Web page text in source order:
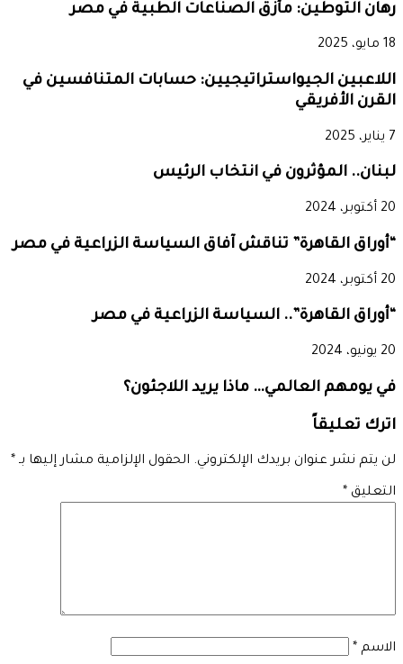
رهان التوطين: مأزق الصناعات الطبية في مصر
18 مايو، 2025
اللاعبين الجيواستراتيجيين: حسابات المتنافسين في
القرن الأفريقي
7 يناير، 2025
لبنان.. المؤثرون في انتخاب الرئيس
20 أكتوبر، 2024
“أوراق القاهرة” تناقش آفاق السياسة الزراعية في مصر
20 أكتوبر، 2024
“أوراق القاهرة”.. السياسة الزراعية في مصر
20 يونيو، 2024
في يومهم العالمي… ماذا يريد اللاجئون؟
اترك تعليقاً
لن يتم نشر عنوان بريدك الإلكتروني. الحقول الإلزامية مشار إليها بـ *
التعليق *
الاسم *